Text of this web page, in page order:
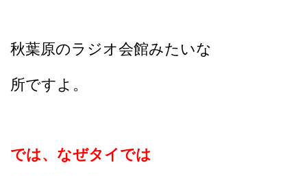
秋葉原のラジオ会館みたいな
所ですよ。
では、なぜタイでは